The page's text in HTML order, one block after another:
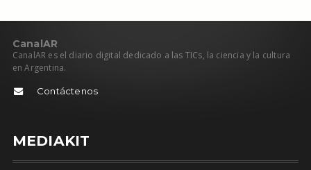
CanalAR
CanalAR es el diario digital dedicado a las TICs, la ciencia y la cultura
en Argentina.
Contáctenos
MEDIAKIT